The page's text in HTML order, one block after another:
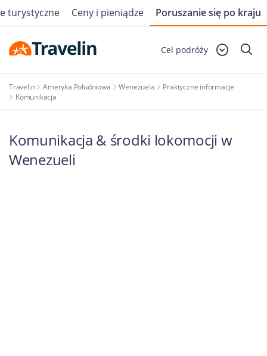
Cel podróży
Travelin Ameryka Południowa Wenezuela
Praktyczne informacje
Komunikacja
turystyczne Ceny i pieniądze Poruszanie się po kraju
Komunikacja & środki lokomocji w
Wenezueli